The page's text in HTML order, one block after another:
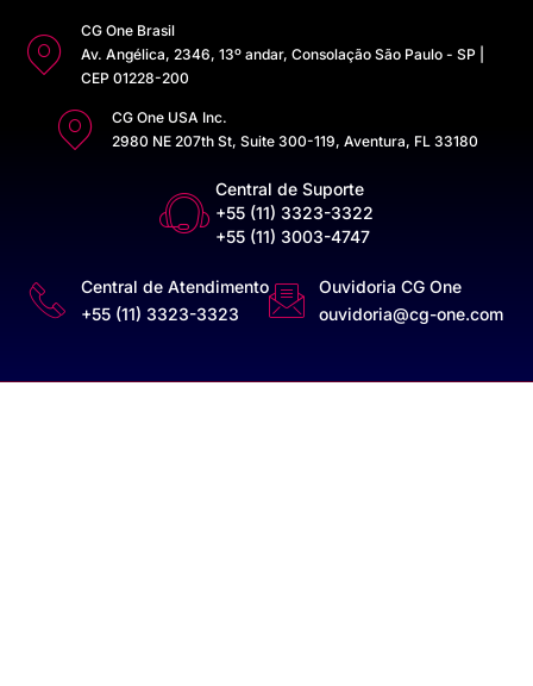
CG One Brasil
Av. Angélica, 2346, 13º andar, Consolação São Paulo - SP |
CEP 01228-200
CG One USA Inc.
2980 NE 207th St, Suite 300-119, Aventura, FL 33180
Central de Suporte
+55 (11) 3323-3322
+55 (11) 3003-4747
Central de Atendimento
+55 (11) 3323-3323
Ouvidoria CG One
ouvidoria@cg-one.com